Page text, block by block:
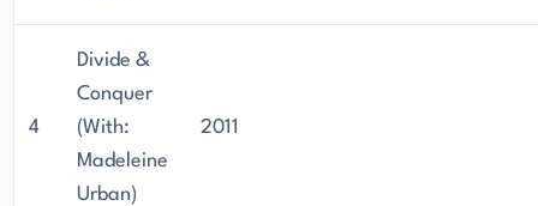
4
Divide &
Conquer
(With:
Madeleine
Urban)
2011